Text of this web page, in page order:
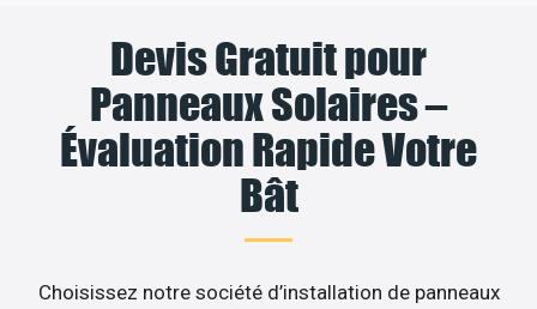
Devis Gratuit pour
Panneaux Solaires –
Évaluation Rapide Votre
Bât
Choisissez notre société d’installation de panneaux